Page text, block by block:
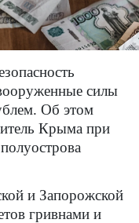
силы
Об этом
Крыма при
и Запорожской
гривнами и